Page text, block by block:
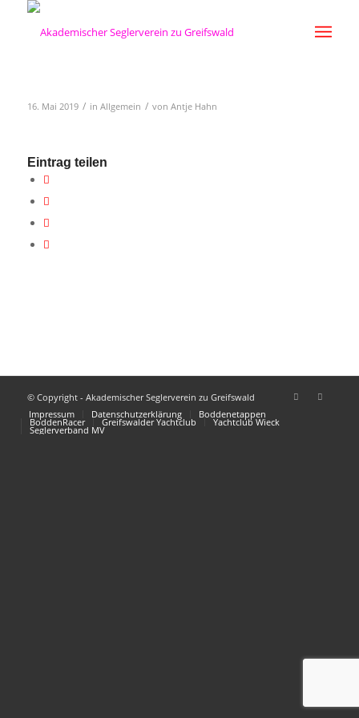
16. Mai 2019 / in Allgemein / von Antje Hahn
Eintrag teilen
© Copyright - Akademischer Seglerverein zu Greifswald
Impressum
Datenschutzerklärung Boddenetappen
BoddenRacer Greifswalder Yachtclub Yachtclub Wieck
Seglerverband MV